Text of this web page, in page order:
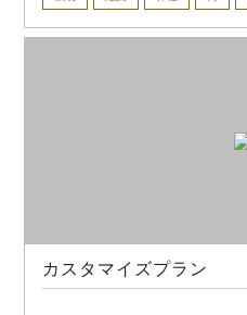
カスタマイズプラン